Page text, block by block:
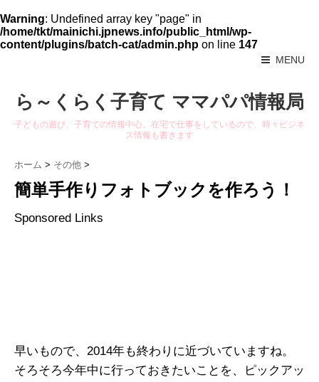
Warning: Undefined array key "page" in
/home/tkt/mainichi.jpnews.info/public_html/wp-
content/plugins/batch-cat/admin.php on line 147
MENU
ら～くらく子育て ママパパ情報局
子どもの遊び、子育ての情報中心。在宅で仕事をしているので、時々ビジネ
ス情報も書きます
ホーム > その他 >
簡単手作りフォトブックを作ろう！
Sponsored Links
早いもので、2014年も終わりに近づいていますね。
そろそろ今年中に行っておきたいことを、ピックアッ